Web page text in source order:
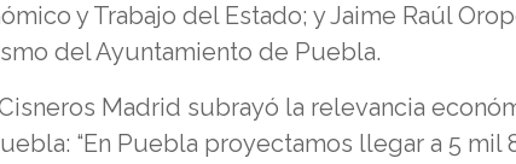
y Trabajo del Estado; y Jaime Raúl
del Ayuntamiento de Puebla.
Madrid subrayó la relevancia
“En Puebla proyectamos llegar a 5